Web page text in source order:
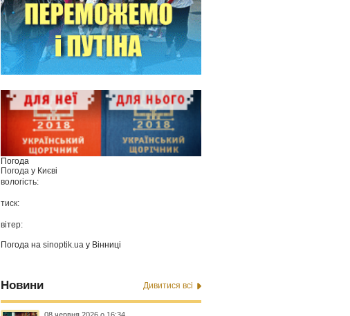
Погода
Погода у Києві
вологість:
тиск:
вітер:
Погода наsinoptik.ua у Вінниці
Новини Дивитися всі